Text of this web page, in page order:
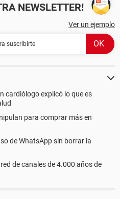
NEWSLETTER!
Ver un ejemplo
cardiólogo explicó lo que es
para comprar más en
de WhatsApp sin borrar la
de canales de 4.000 años de